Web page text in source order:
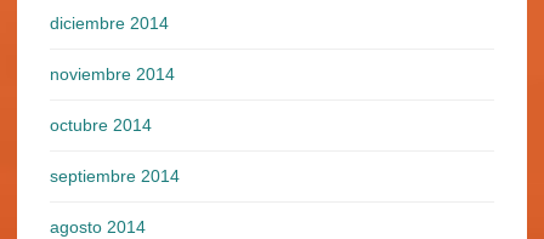
diciembre 2014
noviembre 2014
octubre 2014
septiembre 2014
agosto 2014